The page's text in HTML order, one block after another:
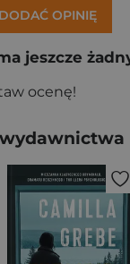
OPINIĘ
jeszcze
ocenę!